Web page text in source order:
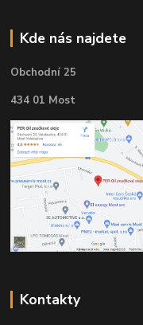
Kde nás najdete
Obchodní 25
434 01 Most
Kontakty